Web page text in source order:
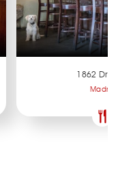
1862 Dry
Madrid